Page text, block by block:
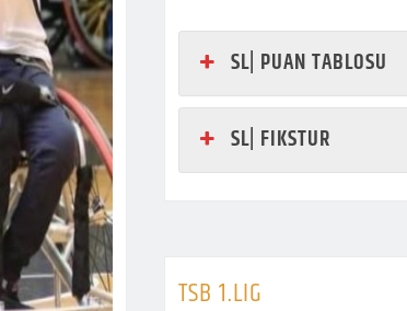
SL| PUAN TABLOSU
SL| FIKSTUR
TSB 1.LIG